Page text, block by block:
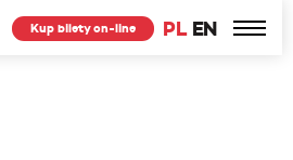
PL EN
Kup bilety on-line